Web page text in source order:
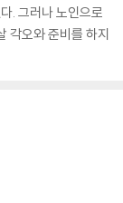
. 그러나 노인으로
각오와 준비를 하지